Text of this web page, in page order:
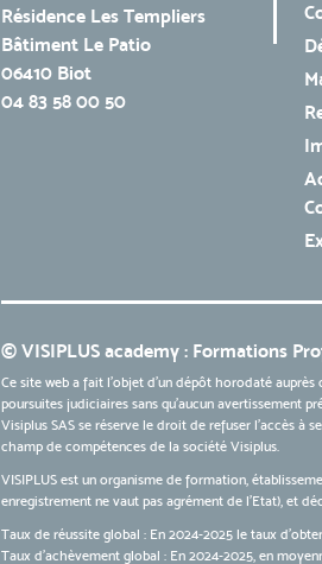
Résidence Les Templiers
Bâtiment Le Patio
06410 Biot
04 83 58 00 50
© VISIPLUS academy : Formations
Ce site web a fait l'objet d'un dépôt horodaté
poursuites judiciaires sans qu’aucun avertissement
Visiplus SAS se réserve le droit de refuser l'accès à
champ de compétences de la société Visiplus.
VISIPLUS est un organisme de formation,
enregistrement ne vaut pas agrément de l’Etat), et
Taux de réussite global : En 2024-2025 le taux
Taux d’achèvement global : En 2024-2025, en